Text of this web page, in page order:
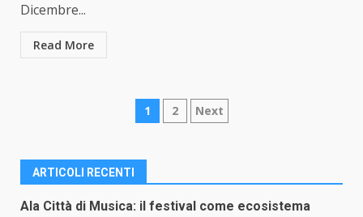
Dicembre...
Read More
Paginazione
articoli
1 2 Next
ARTICOLI RECENTI
Ala Città di Musica: il festival come ecosistema